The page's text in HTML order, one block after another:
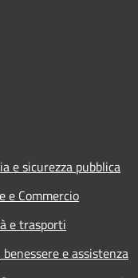
e sicurezza pubblica
e Commercio
e trasporti
e assistenza